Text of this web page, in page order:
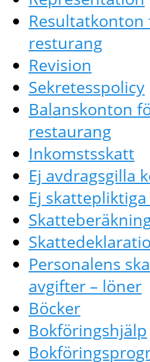
resturang
Revision
Sekretesspolicy
Balanskonton
restaurang
Inkomstsskatt
Ej avdragsgilla
Ej
Personalens
avgifter – löner
Böcker
Bokföringshjälp